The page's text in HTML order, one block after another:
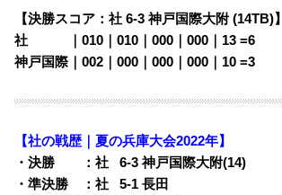
【決勝スコア：社 6-3 神戸国際大附 (14TB)】
社
｜010｜010｜000｜000｜13 =6
神戸国際｜002｜000｜000｜000｜10 =3
【社の戦歴｜夏の兵庫大会2022年】
・決勝 ：社
06-3 神戸国際大附(14)
・準決勝 ：社
05-1 長田